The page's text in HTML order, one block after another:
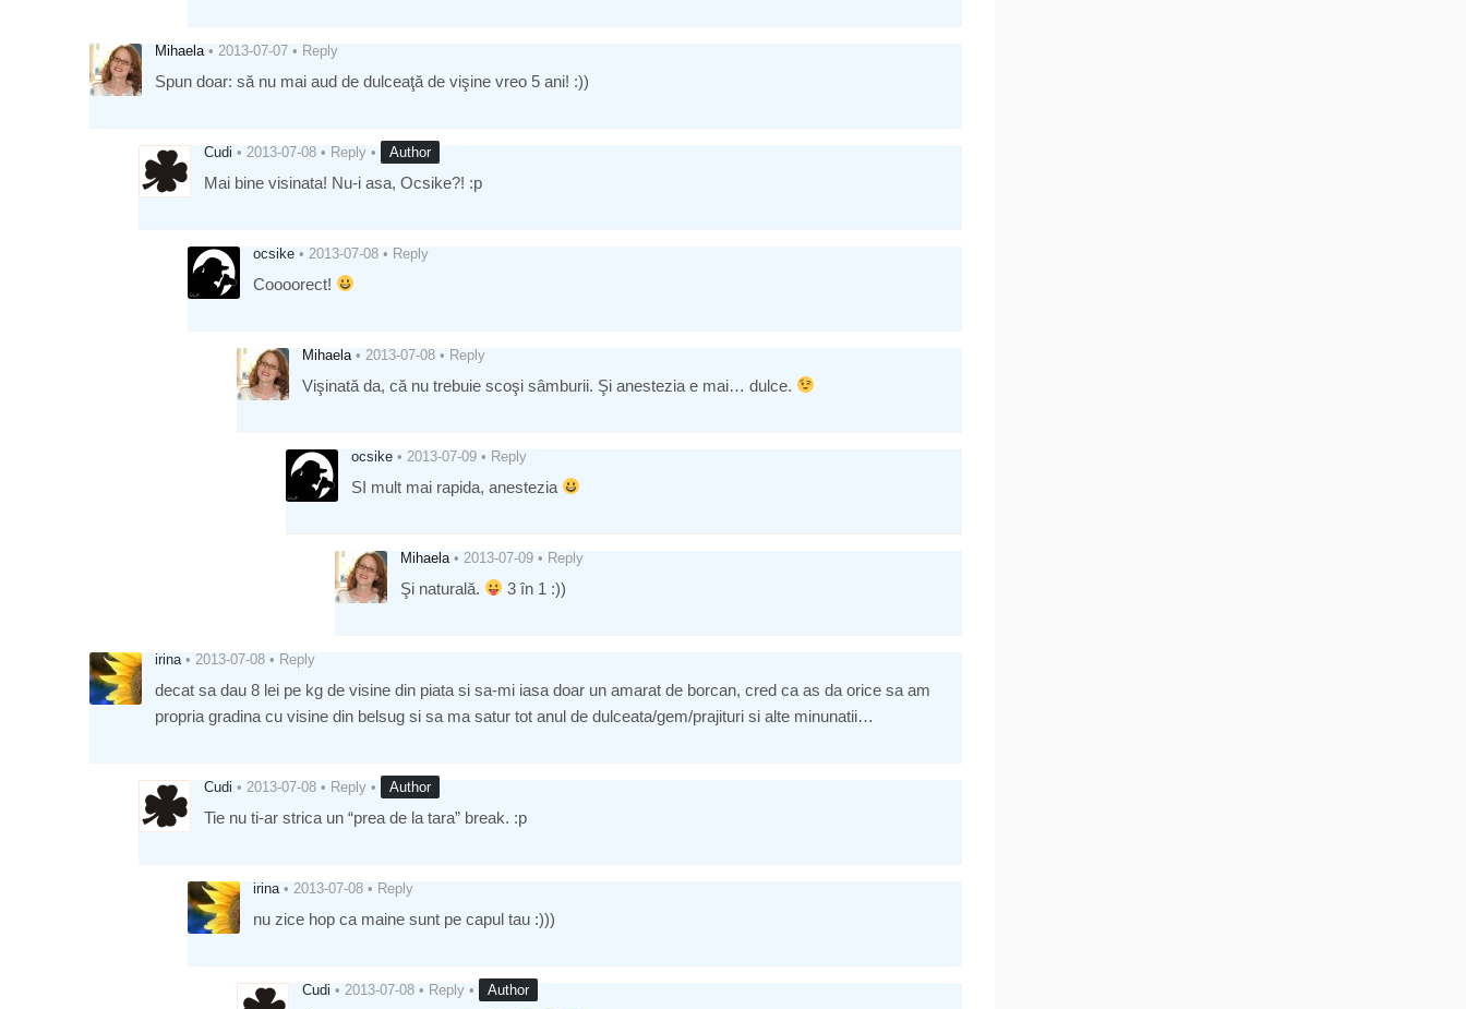
Mihaela • 2013-07-07 • Reply
Spun doar: să nu mai aud de dulceaţă de vişine vreo 5 ani! :))
Cudi • 2013-07-08 • Reply • Author
Mai bine visinata! Nu-i asa, Ocsike?! :p
ocsike • 2013-07-08 • Reply
Coooorect!
Mihaela • 2013-07-08 • Reply
Vişinată da, că nu trebuie scoşi sâmburii. Şi anestezia e mai… dulce.
ocsike • 2013-07-09 • Reply
SI mult mai rapida, anestezia
Mihaela • 2013-07-09 • Reply
Şi naturală. 3 în 1 :))
irina • 2013-07-08 • Reply
decat sa dau 8 lei pe kg de visine din piata si sa-mi iasa doar un amarat de borcan, cred ca as da orice sa am
propria gradina cu visine din belsug si sa ma satur tot anul de dulceata/gem/prajituri si alte minunatii…
Cudi • 2013-07-08 • Reply • Author
Tie nu ti-ar strica un “prea de la tara” break. :p
irina • 2013-07-08 • Reply
nu zice hop ca maine sunt pe capul tau :)))
Cudi • 2013-07-08 • Reply • Author